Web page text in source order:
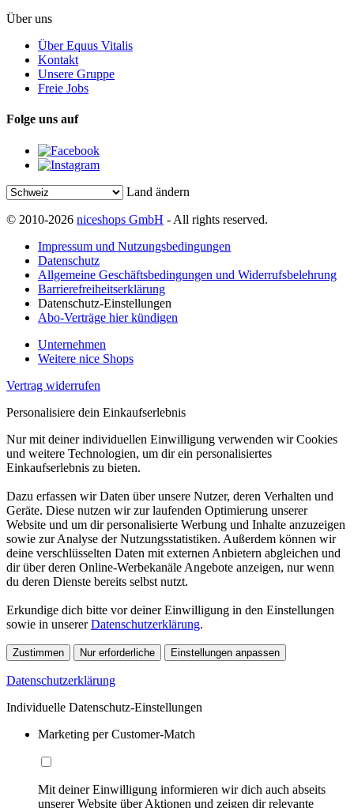
Über uns
Über Equus Vitalis
Kontakt
Unsere Gruppe
Freie Jobs
Folge uns auf
Land ändern
© 2010-2026 niceshops GmbH - All rights reserved.
Impressum und Nutzungsbedingungen
Datenschutz
Allgemeine Geschäftsbedingungen und Widerrufsbelehrung
Barrierefreiheitserklärung
Datenschutz-Einstellungen
Abo-Verträge hier kündigen
Unternehmen
Weitere nice Shops
Vertrag widerrufen
Personalisiere dein Einkaufserlebnis
Nur mit deiner individuellen Einwilligung verwenden wir Cookies
und weitere Technologien, um dir ein personalisiertes
Einkaufserlebnis zu bieten.
Dazu erfassen wir Daten über unsere Nutzer, deren Verhalten und
Geräte. Diese nutzen wir zur laufenden Optimierung unserer
Website und um dir personalisierte Werbung und Inhalte anzuzeigen
sowie zur Analyse der Nutzungsstatistiken. Außerdem können wir
deine verschlüsselten Daten mit externen Anbietern abgleichen und
dir über deren Online-Werbekanäle Angebote anzeigen, nur wenn
du deren Dienste bereits selbst nutzt.
Erkundige dich bitte vor deiner Einwilligung in den Einstellungen
sowie in unsererDatenschutzerklärung.
Zustimmen Nur erforderliche Einstellungen anpassen
Datenschutzerklärung
Individuelle Datenschutz-Einstellungen
Marketing per Customer-Match
Mit deiner Einwilligung informieren wir dich auch abseits
unserer Website über Aktionen und zeigen dir relevante